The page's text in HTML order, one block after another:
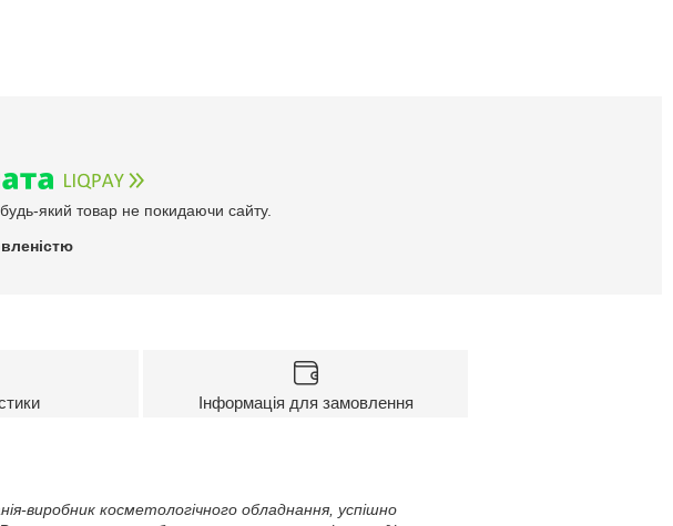
який товар не покидаючи сайту.
Інформація для замовлення
виробник косметологічного обладнання, успішно